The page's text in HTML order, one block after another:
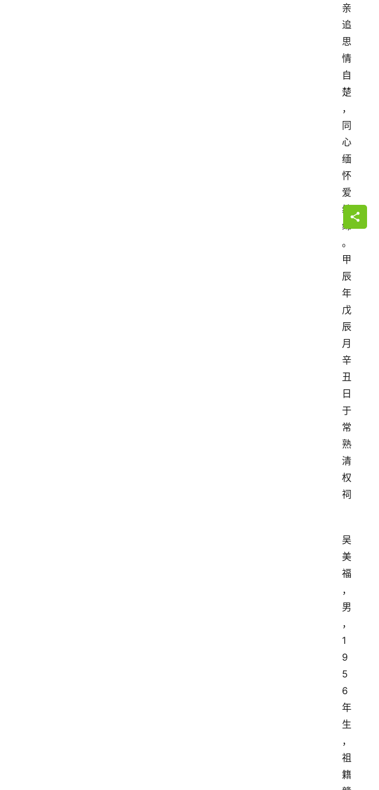
亲
追
思
情
自
楚
，
同
心
缅
怀
爱
缠
绵
。
甲
辰
年
戊
辰
月
辛
丑
日
于
常
熟
清
权
祠
吴
美
福
，
男
，
1
9
5
6
年
生
，
祖
籍